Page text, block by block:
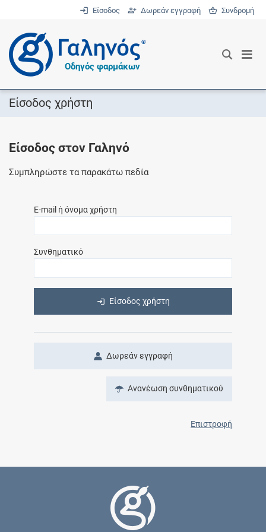
Είσοδος Δωρεάν εγγραφή Συνδρομή
®
Οδηγός φαρμάκων
Είσοδος χρήστη
Είσοδος στον Γαληνό
Συμπληρώστε τα παρακάτω πεδία
E-mail ή όνομα χρήστη
Συνθηματικό
Είσοδος χρήστη
Δωρεάν εγγραφή
Ανανέωση συνθηματικού
Επιστροφή